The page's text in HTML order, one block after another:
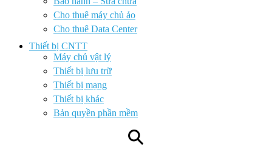
Cho thuê máy chủ ảo
Cho thuê Data Center
Thiết bị CNTT
Máy chủ vật lý
Thiết bị lưu trữ
Thiết bị mạng
Thiết bị khác
Bản quyền phần mềm
⚲